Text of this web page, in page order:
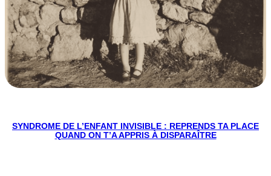
SYNDROME DE L’ENFANT INVISIBLE : REPRENDS TA PLACE
QUAND ON T’A APPRIS À DISPARAÎTRE